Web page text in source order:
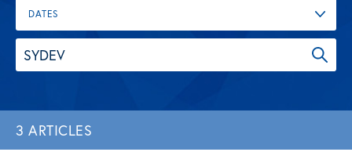
DATES
3 ARTICLES